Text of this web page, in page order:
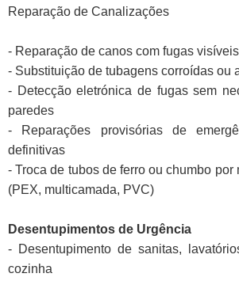
Reparação de Canalizações
- Reparação de canos com fugas
- Substituição de tubagens corroídas ou
- Detecção eletrónica de fugas sem
paredes
- Reparações provisórias de
definitivas
- Troca de tubos de ferro ou chumbo por
(PEX, multicamada, PVC)
Desentupimentos de Urgência
- Desentupimento de sanitas,
cozinha